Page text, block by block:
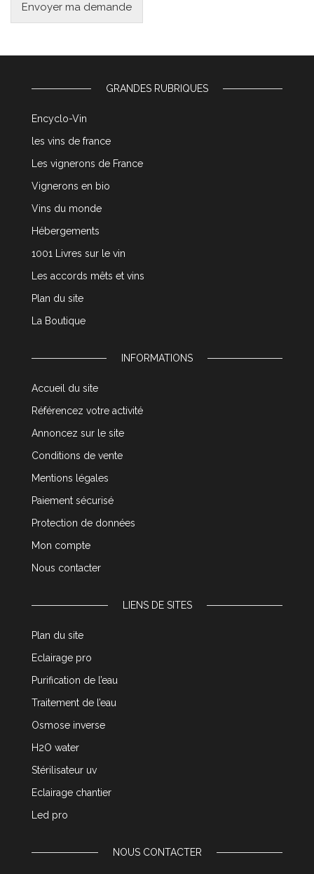
Envoyer ma demande
GRANDES RUBRIQUES
Encyclo-Vin
les vins de france
Les vignerons de France
Vignerons en bio
Vins du monde
Hébergements
1001 Livres sur le vin
Les accords mêts et vins
Plan du site
La Boutique
INFORMATIONS
Accueil du site
Référencez votre activité
Annoncez sur le site
Conditions de vente
Mentions légales
Paiement sécurisé
Protection de données
Mon compte
Nous contacter
LIENS DE SITES
Plan du site
Eclairage pro
Purification de l’eau
Traitement de l’eau
Osmose inverse
H2O water
Stérilisateur uv
Eclairage chantier
Led pro
NOUS CONTACTER